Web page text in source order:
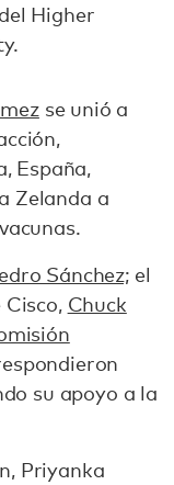
Higher
se unió a
España,
Zelanda a
Sánchez;el
Chuck
su apoyo a la
Priyanka